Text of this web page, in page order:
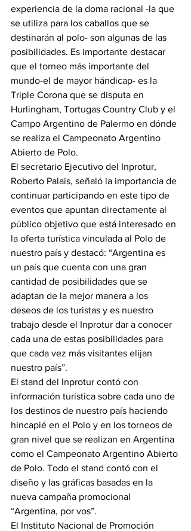
experiencia de la doma racional -la que
se utiliza para los caballos que se
destinarán al polo- son algunas de las
posibilidades. Es importante destacar
que el torneo más importante del
mundo-el de mayor hándicap- es la
Triple Corona que se disputa en
Hurlingham, Tortugas Country Club y el
Campo Argentino de Palermo en dónde
se realiza el Campeonato Argentino
Abierto de Polo.
El secretario Ejecutivo del Inprotur,
Roberto Palais, señaló la importancia de
continuar participando en este tipo de
eventos que apuntan directamente al
público objetivo que está interesado en
la oferta turística vinculada al Polo de
nuestro país y destacó: “Argentina es
un país que cuenta con una gran
cantidad de posibilidades que se
adaptan de la mejor manera a los
deseos de los turistas y es nuestro
trabajo desde el Inprotur dar a conocer
cada una de estas posibilidades para
que cada vez más visitantes elijan
nuestro país”.
El stand del Inprotur contó con
información turística sobre cada uno de
los destinos de nuestro país haciendo
hincapié en el Polo y en los torneos de
gran nivel que se realizan en Argentina
como el Campeonato Argentino Abierto
de Polo. Todo el stand contó con el
diseño y las gráficas basadas en la
nueva campaña promocional
“Argentina, por vos”.
El Instituto Nacional de Promoción